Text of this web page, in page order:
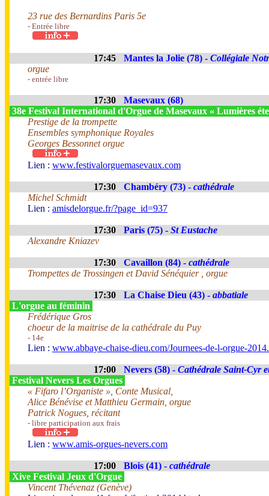
23 rue des Bernardins Paris 5e
- Entrée libre
17:45 Mantes la Jolie (78) - Collégiale
orgue
- entrée libre
17:30
Masevaux (68)
38e Festival International d'Orgue de Masevaux « Lumières
Prestige de la trompette
Ensembles symphonique Royales
Georges Bessonnet orgue
Lien : www.festivalorguemasevaux.com
17:30 Chambéry (73) - cathédrale
Michel Schmidt
Lien : amisdelorgue.fr/?page_id=937
17:30 Paris (75) - St Eustache
Alexandre Kniazev
17:30 Cavaillon (84) - cathédrale
Trompettes de Trossingen et David Sénéquier , orgue
17:30 La Chaise Dieu (43) - abbatiale
L'orgue au féminin
Frédérique Gros
choeur de la maitrise de la cathédrale du Puy
- 14e
Lien : www.abbaye-chaise-dieu.com/Journees-de-l-orgue-
17:00 Nevers (58) - Cathédrale Saint-Cyr
Festival Nevers Les Orgues
« Fifaro l’Organiste », Conte Musical,
Alice Bénévise et Matthieu Germain, orgue
Patrick Nogues, récitant
- libre participation aux frais
Lien : www.amis-orgues-nevers.com
17:00 Blois (41) - cathédrale
Xive Festival Jeux d'Orgue
Vincent Thévenaz (Genève)